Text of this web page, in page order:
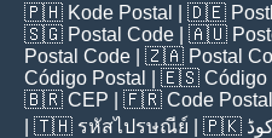
🇵🇭 Kode Postal | 🇩🇪
🇸🇬 Postal Code | 🇦🇺
Postal Code | 🇿🇦 Postal
Código Postal
| 🇪🇸 Código
🇧🇷 CEP | 🇫🇷 Code Postal
| 🇹🇭 รหัสไปรษณีย์ | 🇵🇰